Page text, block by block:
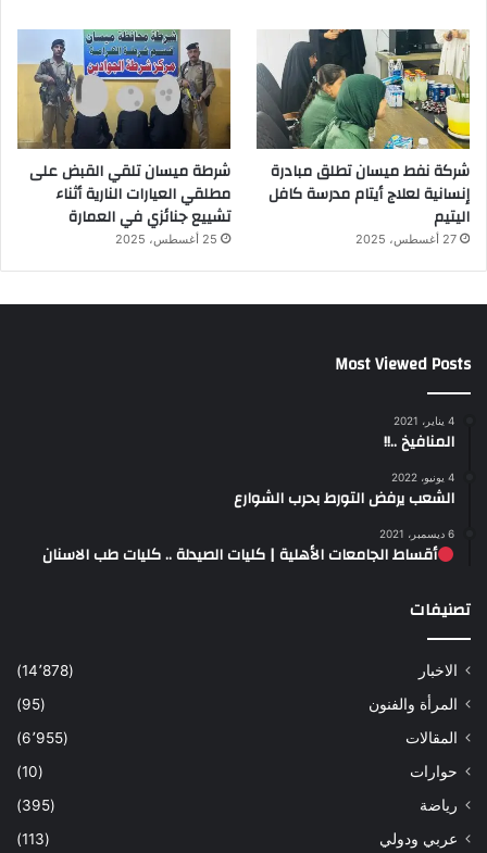
شركة نفط ميسان تطلق مبادرة
إنسانية لعلاج أيتام مدرسة كافل
اليتيم
27 أغسطس، 2025
شرطة ميسان تلقي القبض على
مطلقي العيارات النارية أثناء
تشييع جنائزي في العمارة
25 أغسطس، 2025
Most Viewed Posts
4 يناير، 2021
المنافيخ ..!!
4 يونيو، 2022
الشعب يرفض التورط بحرب الشوارع
6 ديسمبر، 2021
أقساط الجامعات الأهلية | كليات الصيدلة .. كليات طب الاسنان
تصنيفات
الاخبار
(14٬878)
المرأة والفنون
(95)
المقالات
(6٬955)
حوارات
(10)
رياضة
(395)
عربي ودولي
(113)